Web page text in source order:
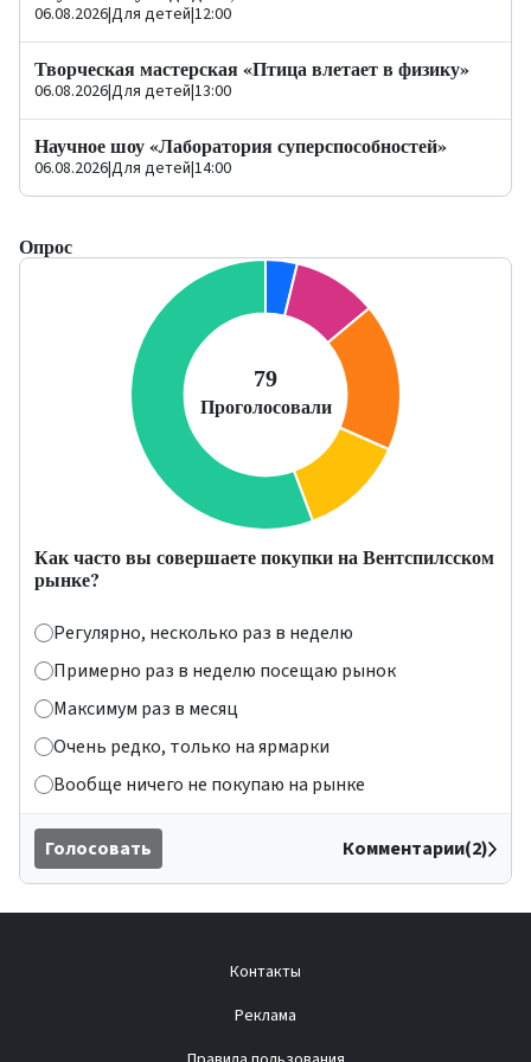
06.08.2026|Для детей|12:00
Творческая мастерская «Птица влетает в физику»
06.08.2026|Для детей|13:00
Научное шоу «Лаборатория суперспособностей»
06.08.2026|Для детей|14:00
Опрос
Как часто вы совершаете покупки на Вентспилсском
рынке?
Регулярно, несколько раз в неделю
Примерно раз в неделю посещаю рынок
Максимум раз в месяц
Очень редко, только на ярмарки
Вообще ничего не покупаю на рынке
Голосовать Комментарии(2)
Контакты
Реклама